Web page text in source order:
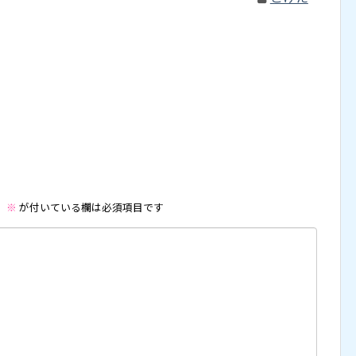
※ が付いている欄は必須項目です